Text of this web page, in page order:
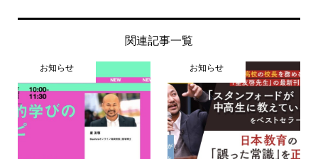
関連記事一覧
お知らせ お知らせ